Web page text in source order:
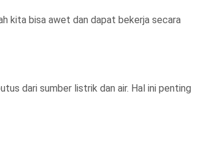
kita bisa awet dan dapat bekerja secara
dari sumber listrik dan air. Hal ini penting